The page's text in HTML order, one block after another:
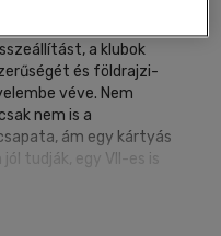
a klubok
és földrajzi-
véve. Nem
nem is a
ám egy kártyás
tudják, egy VII-es is
mint egy ász...